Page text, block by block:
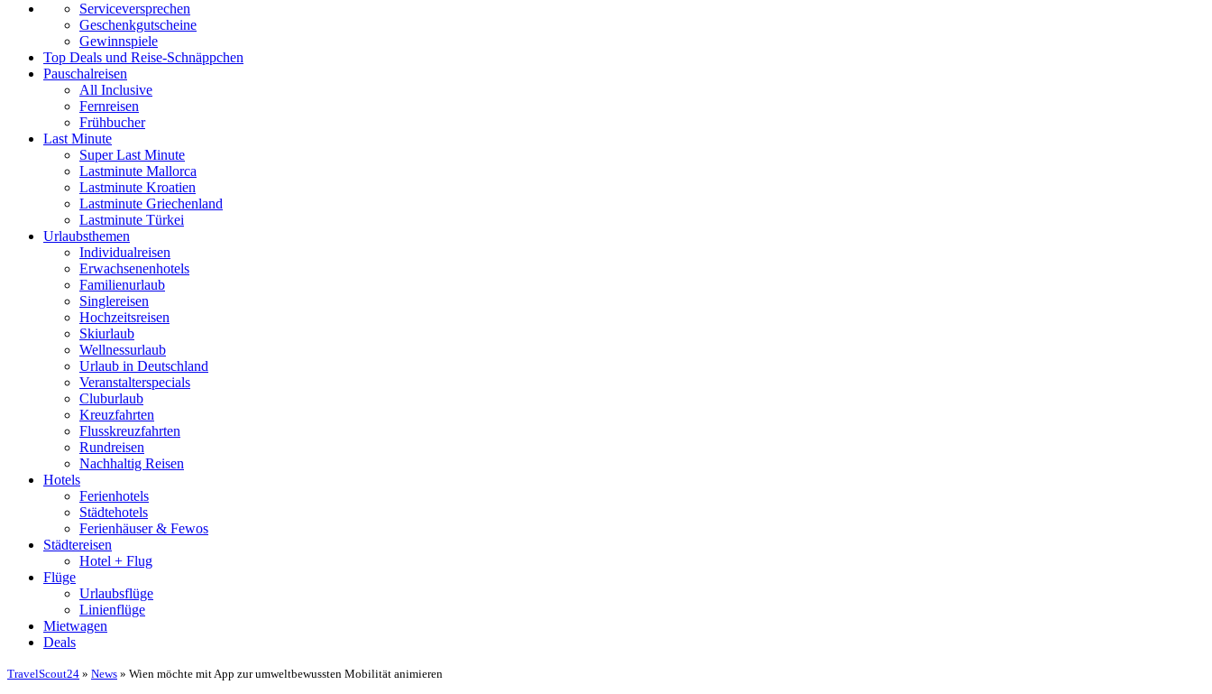
Serviceversprechen
Geschenkgutscheine
Gewinnspiele
Top Deals und Reise-Schnäppchen
Pauschalreisen
All Inclusive
Fernreisen
Frühbucher
Last Minute
Super Last Minute
Lastminute Mallorca
Lastminute Kroatien
Lastminute Griechenland
Lastminute Türkei
Urlaubsthemen
Individualreisen
Erwachsenenhotels
Familienurlaub
Singlereisen
Hochzeitsreisen
Skiurlaub
Wellnessurlaub
Urlaub in Deutschland
Veranstalterspecials
Cluburlaub
Kreuzfahrten
Flusskreuzfahrten
Rundreisen
Nachhaltig Reisen
Hotels
Ferienhotels
Städtehotels
Ferienhäuser & Fewos
Städtereisen
Hotel + Flug
Flüge
Urlaubsflüge
Linienflüge
Mietwagen
Deals
TravelScout24 » News » Wien möchte mit App zur umweltbewussten Mobilität animieren